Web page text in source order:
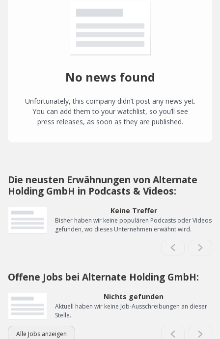
No news found
Unfortunately, this company didn’t post any news yet.
You can add them to your watchlist, so you’ll see
press releases, as soon as they are published.
Die neusten Erwähnungen von Alternate
Holding GmbH in Podcasts & Videos:
Keine Treffer
Bisher haben wir keine populären Podcasts oder Videos
gefunden, wo dieses Unternehmen erwähnt wird.
Offene Jobs bei Alternate Holding GmbH:
Nichts gefunden
Aktuell haben wir keine Job-Ausschreibungen an dieser
Stelle.
Alle Jobs anzeigen